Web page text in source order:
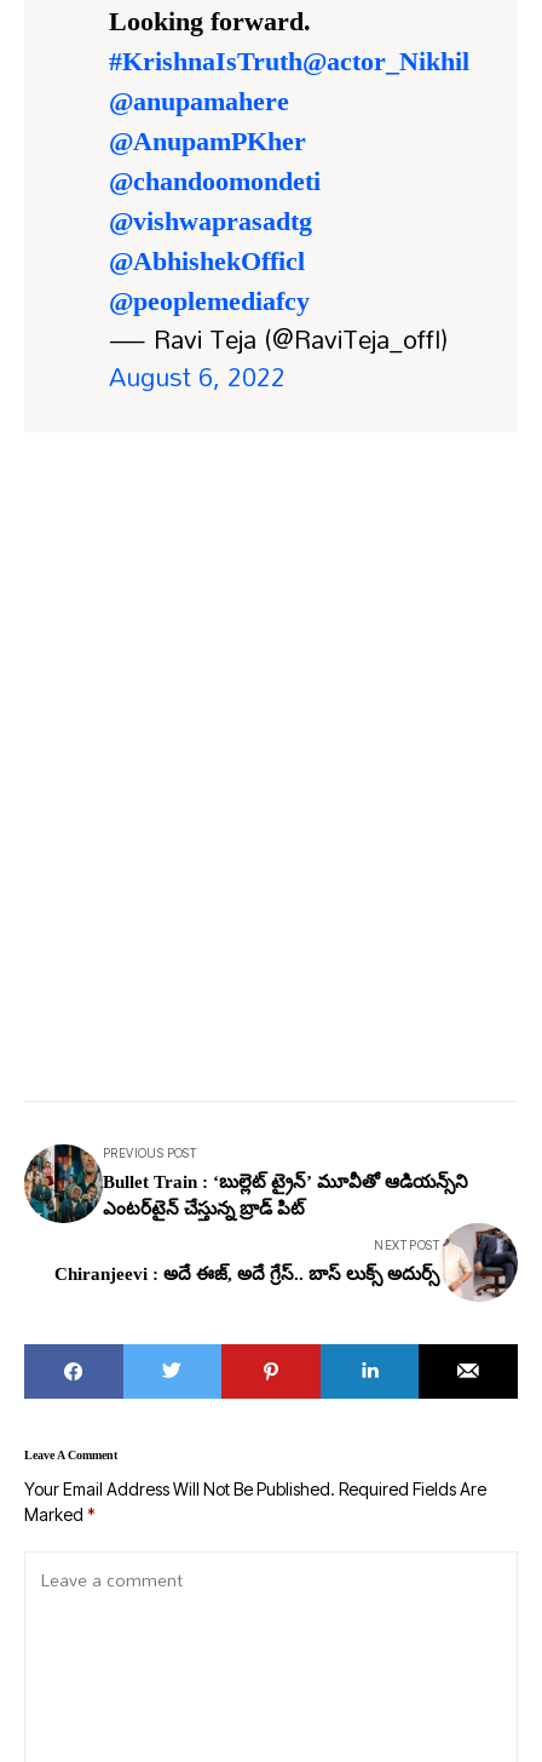
Looking forward.
#KrishnaIsTruth@actor_Nikhil
@anupamahere
@AnupamPKher
@chandoomondeti
@vishwaprasadtg
@AbhishekOfficl
@peoplemediafcy
— Ravi Teja (@RaviTeja_offl)
August 6, 2022
PREVIOUS POST
Bullet Train : ‘బుల్లెట్ ట్రైన్’ మూవీతో ఆడియన్స్‌ని
ఎంటర్‌టైన్ చేస్తున్న బ్రాడ్ పిట్
NEXT POST
Chiranjeevi : అదే ఈజ్, అదే గ్రేస్.. బాస్ లుక్స్ అదుర్స్
Leave A Comment
Your Email Address Will Not Be Published. Required Fields Are
Marked *